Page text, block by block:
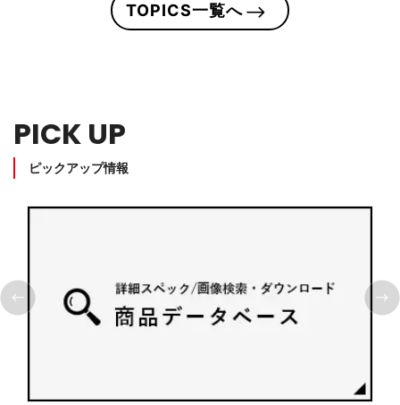
TOPICS一覧へ
PICK UP
ピックアップ情報